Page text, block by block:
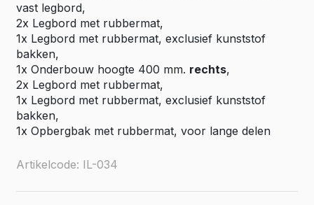
vast legbord,
2x Legbord met rubbermat,
1x Legbord met rubbermat, exclusief kunststof
bakken,
1x Onderbouw hoogte 400 mm. rechts,
2x Legbord met rubbermat,
1x Legbord met rubbermat, exclusief kunststof
bakken,
1x Opbergbak met rubbermat, voor lange delen
Artikelcode: IL-034